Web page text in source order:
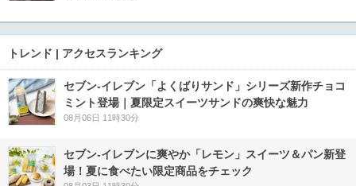
トレンド | アクセスランキング
セブン‐イレブン「よくばりサンド」シリーズ新作チョコ
ミント登場｜夏限定スイーツサンドの爽快な魅力
08月06日 11時30分
セブン‐イレブンに爽やか「レモン」スイーツ＆パン新登
場！夏に食べたい限定商品をチェック